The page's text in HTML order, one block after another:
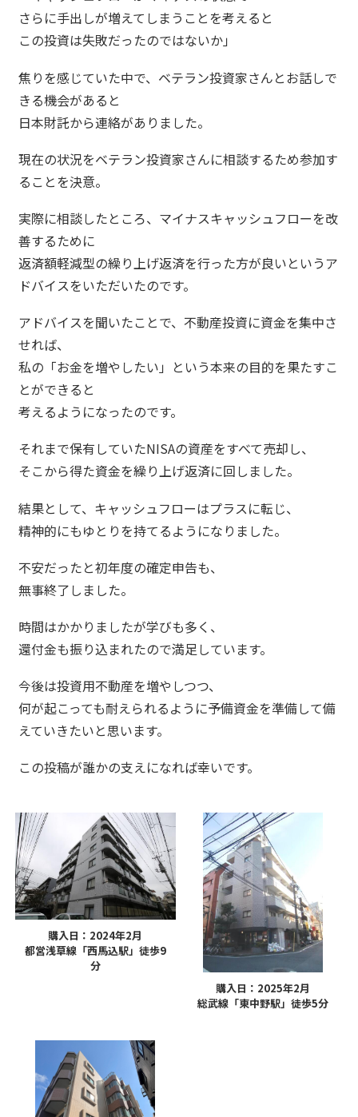
さらに手出しが増えてしまうことを考えると
この投資は失敗だったのではないか」
焦りを感じていた中で、ベテラン投資家さんとお話しで
きる機会があると
日本財託から連絡がありました。
現在の状況をベテラン投資家さんに相談するため参加す
ることを決意。
実際に相談したところ、マイナスキャッシュフローを改
善するために
返済額軽減型の繰り上げ返済を行った方が良いというア
ドバイスをいただいたのです。
アドバイスを聞いたことで、不動産投資に資金を集中さ
せれば、
私の「お金を増やしたい」という本来の目的を果たすこ
とができると
考えるようになったのです。
それまで保有していたNISAの資産をすべて売却し、
そこから得た資金を繰り上げ返済に回しました。
結果として、キャッシュフローはプラスに転じ、
精神的にもゆとりを持てるようになりました。
不安だったと初年度の確定申告も、
無事終了しました。
時間はかかりましたが学びも多く、
還付金も振り込まれたので満足しています。
今後は投資用不動産を増やしつつ、
何が起こっても耐えられるように予備資金を準備して備
えていきたいと思います。
この投稿が誰かの支えになれば幸いです。
購入日：2024年2月
都営浅草線「西馬込駅」徒歩9
分
購入日：2025年2月
総武線「東中野駅」徒歩5分